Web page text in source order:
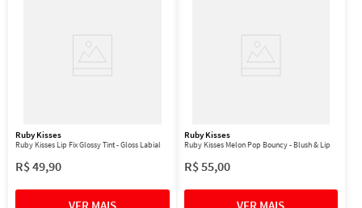
Ruby Kisses
Ruby Kisses Lip Fix Glossy Tint - Gloss Labial
R$49,90
Ruby Kisses
Ruby Kisses Melon Pop Bouncy - Blush & Lip
R$55,00